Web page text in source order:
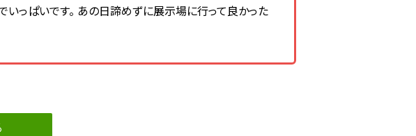
いっぱいです。 あの日諦めずに展示場に行って良かった